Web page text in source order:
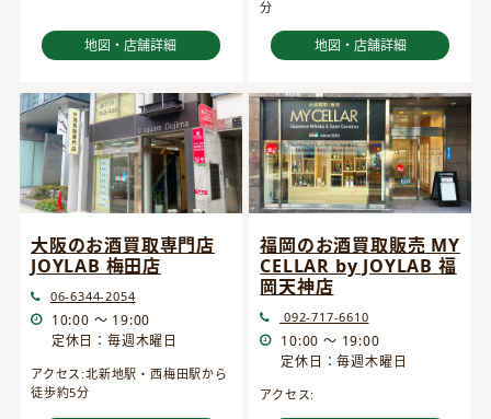
地図・店舗詳細
分
地図・店舗詳細
大阪のお酒買取専門店
JOYLAB 梅田店
06-6344-2054
10:00 ～ 19:00
定休日：毎週木曜日
アクセス:北新地駅・西梅田駅から
徒歩約5分
福岡のお酒買取販売 MY
CELLAR by JOYLAB 福
岡天神店
092-717-6610
10:00 ～ 19:00
定休日：毎週木曜日
アクセス: